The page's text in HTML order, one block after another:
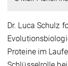
Dr. Luca Schulz
Proteine im